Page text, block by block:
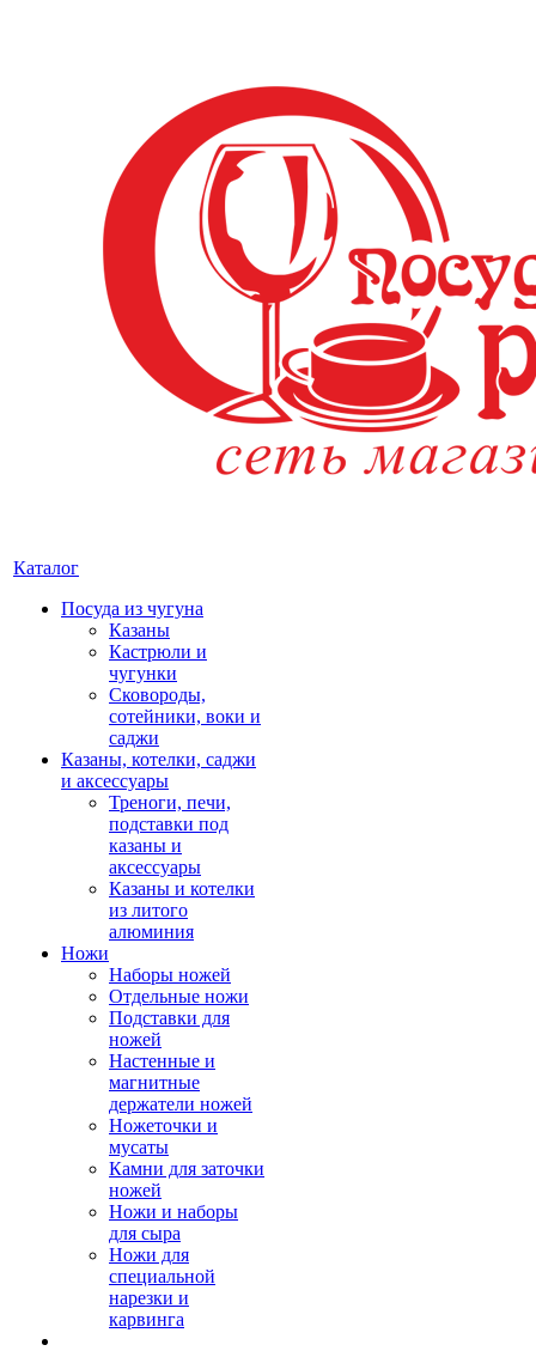
Каталог
Посуда из чугуна
Казаны
Кастрюли и
чугунки
Сковороды,
сотейники, воки и
саджи
Казаны, котелки, саджи
и аксессуары
Треноги, печи,
подставки под
казаны и
аксессуары
Казаны и котелки
из литого
алюминия
Ножи
Наборы ножей
Отдельные ножи
Подставки для
ножей
Настенные и
магнитные
держатели ножей
Ножеточки и
мусаты
Камни для заточки
ножей
Ножи и наборы
для сыра
Ножи для
специальной
нарезки и
карвинга